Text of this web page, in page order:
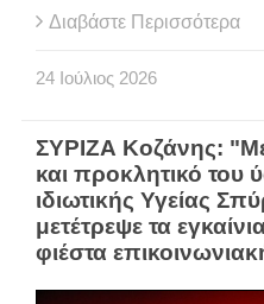
Διαβάστε Περισσότερα
24 Ιούλιος 2026
ΣΥΡΙΖΑ Κοζάνης:
και προκλητικό του
ιδιωτικής Υγείας
μετέτρεψε τα
φιέστα